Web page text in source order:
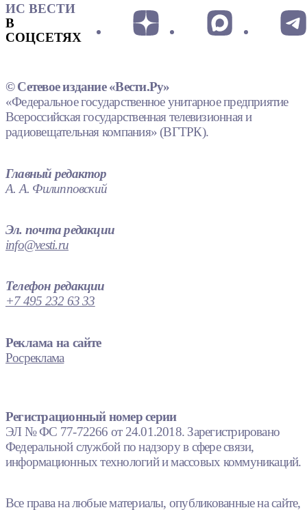
ИС ВЕСТИ
В
СОЦСЕТЯХ
© Сетевое издание «Вести.Ру»
«Федеральное государственное унитарное предприятие
Всероссийская государственная телевизионная и
радиовещательная компания» (ВГТРК).
Главный редактор
А. А. Филипповский
Эл. почта редакции
info@vesti.ru
Телефон редакции
+7 495 232 63 33
Реклама на сайте
Росреклама
Регистрационный номер серии
ЭЛ № ФС 77-72266 от 24.01.2018. Зарегистрировано
Федеральной службой по надзору в сфере связи,
информационных технологий и массовых коммуникаций.
Все права на любые материалы, опубликованные на сайте,